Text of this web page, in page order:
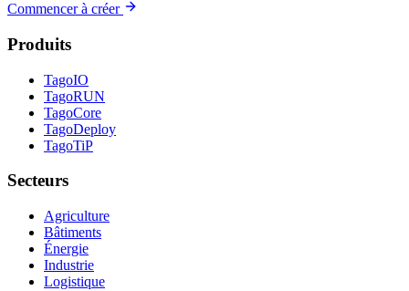
Commencer à créer
Produits
TagoIO
TagoRUN
TagoCore
TagoDeploy
TagoTiP
Secteurs
Agriculture
Bâtiments
Énergie
Industrie
Logistique